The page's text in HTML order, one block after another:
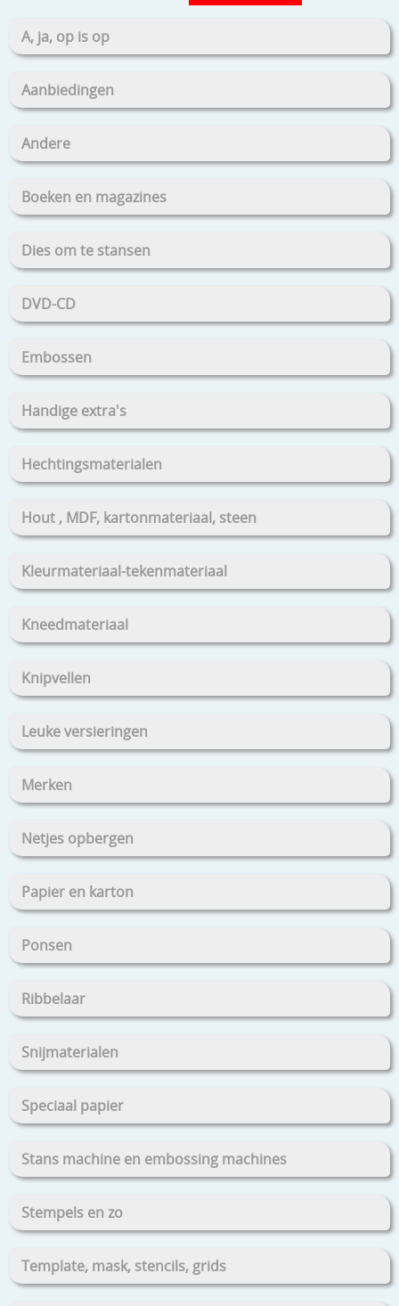
A, ja, op is op
Aanbiedingen
Andere
Boeken en magazines
Dies om te stansen
DVD-CD
Embossen
Handige extra's
Hechtingsmaterialen
Hout , MDF, kartonmateriaal, steen
Kleurmateriaal-tekenmateriaal
Kneedmateriaal
Knipvellen
Leuke versieringen
Merken
Netjes opbergen
Papier en karton
Ponsen
Ribbelaar
Snijmaterialen
Speciaal papier
Stans machine en embossing machines
Stempels en zo
Template, mask, stencils, grids